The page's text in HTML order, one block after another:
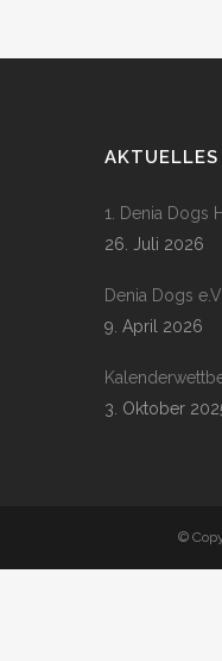
AKTUELLES
1. Denia Dogs
26. Juli 2026
Denia Dogs
9. April 2026
3. Oktober
©